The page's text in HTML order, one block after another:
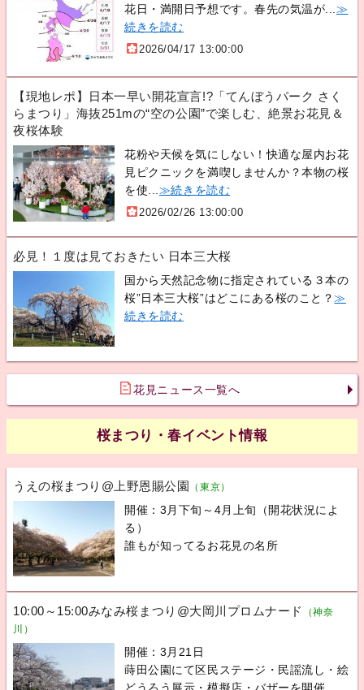
花日・満開日予想です。春先の気温が... ≫
続きを読む
2026/04/17 13:00:00
【現地レポ】日本一早い開花宣言!?「てんぼうパーク さく
らまつり」海抜251mの“空の公園”で楽しむ、絶景お花見＆
夜桜体験
花粉や天候を気にしない！快適な屋内お花
見ピクニックを満喫しませんか？本物の桜
を使... ≫続きを読む
2026/02/26 13:00:00
必見！１度は見ておきたい 日本三大桜
国から天然記念物に指定されている３本の
桜”日本三大桜”はどこにある桜のこと？≫
続きを読む
花見ニュース一覧へ
桜まつり・春イベント情報
うえの桜まつり@上野恩賜公園 （東京）
開催：3月下旬～4月上旬（開花状況によ
る）
誰もが知ってるお花見の名所
10:00～15:00みなみ桜まつり@大岡川プロムナード
（神奈
川）
開催：3月21日
蒔田公園にて区民ステージ・民謡流し・絵